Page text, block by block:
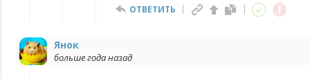
ОТВЕТИТЬ
Янок
больше года назад